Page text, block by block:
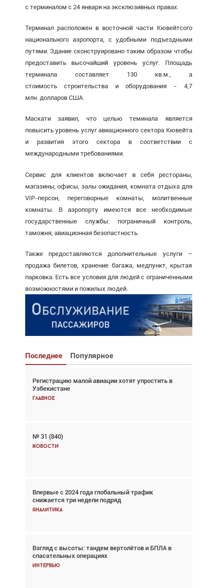
с терминалом с 24 января на эксклюзивных правах.
Терминал расположен в восточной части Кювейтсого
национального аэропорта, с удобными подъездными
путями. Здание сконструировано таким образом чтобы
предоставить высочайший уровень услуг. Площадь
терминала составляет 130 кв.м., а
стоимость строительства и оборудования - 4,7
млн. долларов США.
Маскати заявил, что целью теминала является
повысить уровень услуг авиационного сектора Кювейта
и развития этого сектора в соответствии с
международными требованиями.
Сервис для клиентов включает в себя рестораны,
магазины, офисы, залы ожидания, комната отдыха для
VIP-персон, переговорные комнаты, молитвенные
комнаты. В аэропорту имеются все необходимые
государственные службы: пограничный контроль,
таможня, авиационная безопастность.
Также предоставляются дополнительные услуги –
продажа билетов, хранение багажа, медпункт, крытая
парковка. Есть все условия для людей с ограниченными
возможностями и пожилых людей.
Последнее Популярное
Регистрацию малой авиации хотят упростить в
Узбекистане
Главное
№ 31 (840)
Новости
Впервые с 2024 года глобальный трафик
снижается три недели подряд
Аналитика
Взгляд с высоты: тандем вертолётов и БПЛА в
спасательных операциях
Интервью
Взгляд с высоты: тандем вертолётов и БПЛА в
спасательных операциях
Главное
Авиационный фотограф Дэйв Кох: «Фотография
говорит сама за себя... а ИИ всё портит»
Впервые с 2024 года глобальный трафик
снижается три недели подряд
Аналитика
Частный самолёт – это актив. Подходите к
покупке соответствующим образом
Интервью